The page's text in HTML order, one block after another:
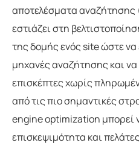
αποτελέσματα αναζήτησης
εστιάζει στη
της δομής ενός site ώστε να
μηχανές αναζήτησης και
επισκέπτες χωρίς
από τις πιο σημαντικές
engine optimization μπορεί
επισκεψιμότητα και